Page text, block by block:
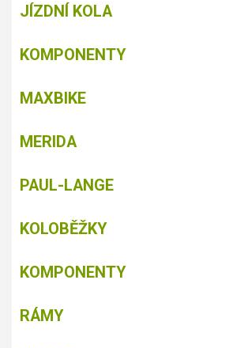
JÍZDNÍ KOLA
KOMPONENTY
MAXBIKE
MERIDA
PAUL-LANGE
KOLOBĚŽKY
KOMPONENTY
RÁMY